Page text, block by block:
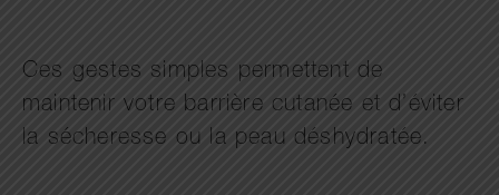
Ces gestes simples permettent de
maintenir votre barrière cutanée et d’éviter
la sécheresse ou la peau déshydratée.